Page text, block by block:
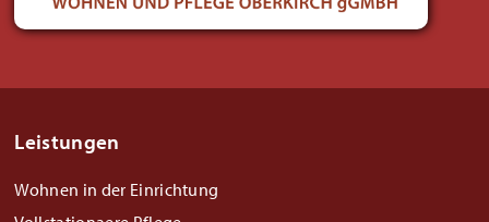
Leistungen
Wohnen in der Einrichtung